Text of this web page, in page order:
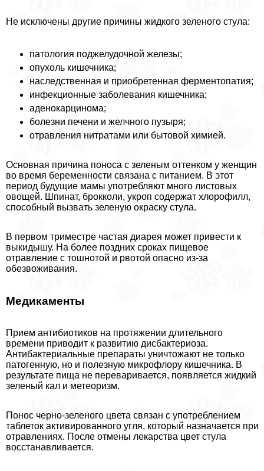
Не исключены другие причины жидкого зеленого стула:
патология поджелудочной железы;
опухоль кишечника;
наследственная и приобретенная ферментопатия;
инфекционные заболевания кишечника;
аденокарцинома;
болезни печени и желчного пузыря;
отравления нитратами или бытовой химией.
Основная причина поноса с зеленым оттенком у женщин
во время беременности связана с питанием. В этот
период будущие мамы употрeбляют много листовых
овощей. Шпинат, брокколи, укроп содержат хлорофилл,
способный вызвать зеленую окраску стула.
В первом триместре частая диарея может привести к
выкидышу. На более поздних сроках пищевое
отравление с тошнотой и рвотой опасно из-за
обезвоживания.
Медикаменты
Прием антибиотиков на протяжении длительного
времени приводит к развитию дисбактериоза.
Антибактериальные препараты уничтожают не только
патогенную, но и полезную микрофлору кишечника. В
результате пища не переваривается, появляется жидкий
зеленый кал и метеоризм.
Понос черно-зеленого цвета связан с употрeблением
таблеток активированного угля, который назначается при
отравлениях. После отмены лекарства цвет стула
восстанавливается.